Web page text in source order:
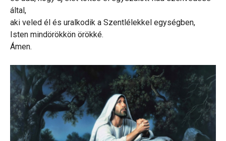
által,
aki veled él és uralkodik a Szentlélekkel egységben,
Isten mindörökkön örökké.
Ámen.